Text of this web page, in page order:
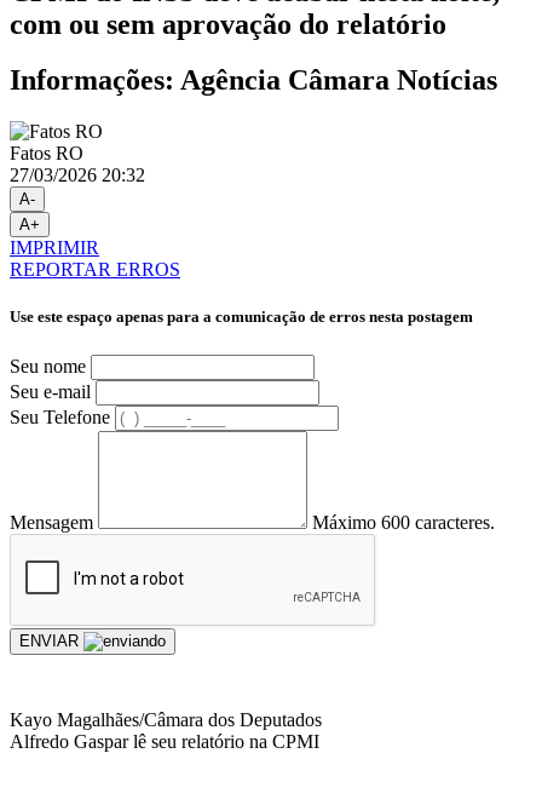
com ou sem aprovação do relatório
Informações: Agência Câmara Notícias
Fatos RO
27/03/2026 20:32
A-
A+
IMPRIMIR
REPORTAR ERROS
Use este espaço apenas para a comunicação de erros nesta postagem
Seu nome
Seu e-mail
Seu Telefone
Mensagem Máximo 600 caracteres.
ENVIAR
Kayo Magalhães/Câmara dos Deputados
Alfredo Gaspar lê seu relatório na CPMI